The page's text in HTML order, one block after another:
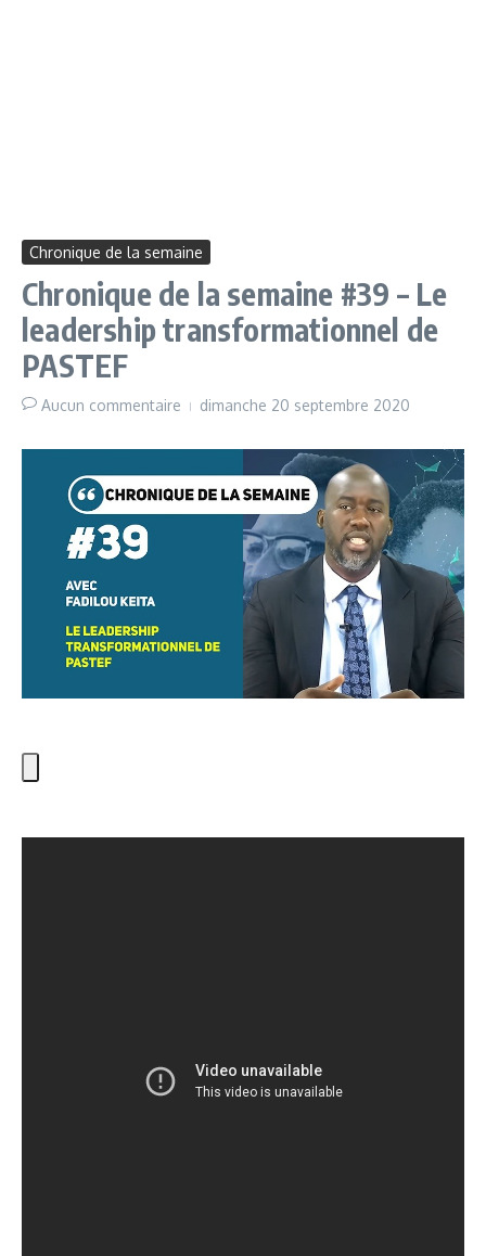
Chronique de la semaine
Chronique de la semaine #39 – Le
leadership transformationnel de
PASTEF
Aucun commentaire dimanche 20 septembre 2020